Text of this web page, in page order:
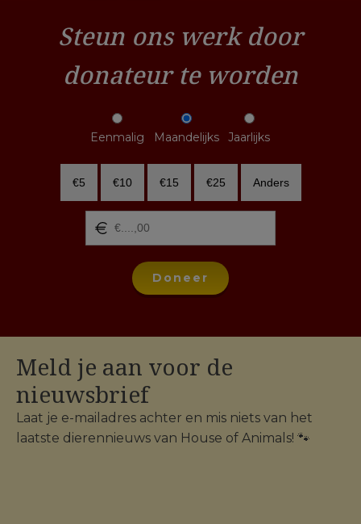
Steun ons werk door
donateur te worden
Eenmalig Maandelijks Jaarlijks
€5 €10 €15 €25 Anders
Doneer
Meld je aan voor de
nieuwsbrief
Laat je e-mailadres achter en mis niets van het
laatste dierennieuws van House of Animals! 🐾